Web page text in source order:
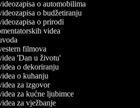
o automobilima
o budžetiranju
o prirodi
videa
filmova
'Dan u životu'
o dekoriranju
o kuhanju
za izgovor
za kućne ljubimce
za vježbanje